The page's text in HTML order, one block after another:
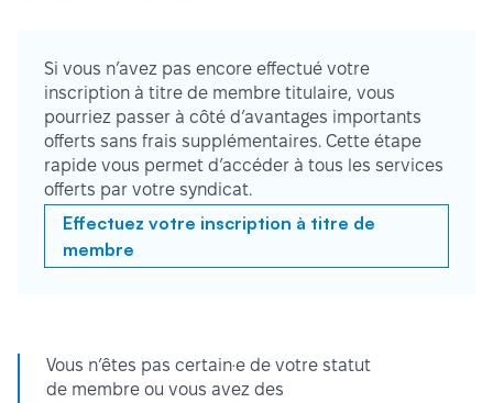
Si vous n’avez pas encore effectué votre
inscription à titre de membre titulaire, vous
pourriez passer à côté d’avantages importants
offerts sans frais supplémentaires. Cette étape
rapide vous permet d’accéder à tous les services
offerts par votre syndicat.
Effectuez votre inscription à titre de
membre
Vous n’êtes pas certain·e de votre statut
de membre ou vous avez des